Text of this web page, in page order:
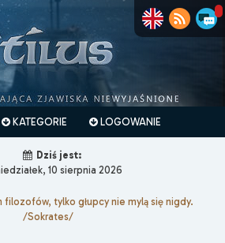
KATEGORIE LOGOWANIE
Dziś jest:
10 sierpnia 2026
filozofów, tylko głupcy nie mylą się nigdy.
/Sokrates/